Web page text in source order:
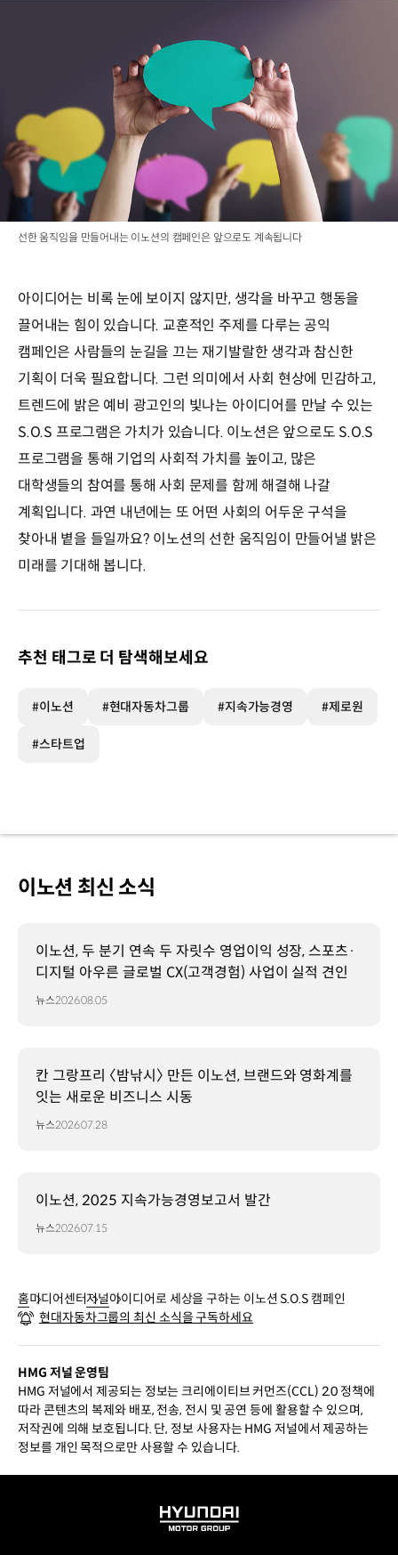
선한 움직임을 만들어내는 이노션의 캠페인은 앞으로도 계속됩니다
아이디어는 비록 눈에 보이지 않지만, 생각을 바꾸고 행동을
끌어내는 힘이 있습니다. 교훈적인 주제를 다루는 공익
캠페인은 사람들의 눈길을 끄는 재기발랄한 생각과 참신한
기획이 더욱 필요합니다. 그런 의미에서 사회 현상에 민감하고,
트렌드에 밝은 예비 광고인의 빛나는 아이디어를 만날 수 있는
S.O.S 프로그램은 가치가 있습니다. 이노션은 앞으로도 S.O.S
프로그램을 통해 기업의 사회적 가치를 높이고, 많은
대학생들의 참여를 통해 사회 문제를 함께 해결해 나갈
계획입니다. 과연 내년에는 또 어떤 사회의 어두운 구석을
찾아내 볕을 들일까요? 이노션의 선한 움직임이 만들어낼 밝은
미래를 기대해 봅니다.
추천 태그로 더 탐색해보세요
#이노션 #현대자동차그룹 #지속가능경영 #제로원
#스타트업
이노션 최신 소식
이노션, 두 분기 연속 두 자릿수 영업이익 성장, 스포츠·
디지털 아우른 글로벌 CX(고객경험) 사업이 실적 견인
뉴스2026.08.05
칸 그랑프리 〈밤낚시〉 만든 이노션, 브랜드와 영화계를
잇는 새로운 비즈니스 시동
뉴스2026.07.28
이노션, 2025 지속가능경영보고서 발간
뉴스2026.07.15
홈미디어센터저널아이디어로 세상을 구하는 이노션 S.O.S 캠페인
현대자동차그룹의 최신 소식을 구독하세요
HMG 저널 운영팀
HMG 저널에서 제공되는 정보는 크리에이티브 커먼즈(CCL) 2.0 정책에
따라 콘텐츠의 복제와 배포, 전송, 전시 및 공연 등에 활용할 수 있으며,
저작권에 의해 보호됩니다. 단, 정보 사용자는 HMG 저널에서 제공하는
정보를 개인 목적으로만 사용할 수 있습니다.
HYUNDAI